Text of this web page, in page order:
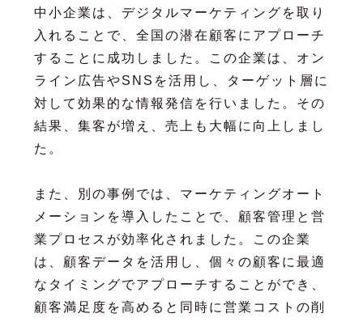
中小企業は、デジタルマーケティングを取り
入れることで、全国の潜在顧客にアプローチ
することに成功しました。この企業は、オン
ライン広告やSNSを活用し、ターゲット層に
対して効果的な情報発信を行いました。その
結果、集客が増え、売上も大幅に向上しまし
た。
また、別の事例では、マーケティングオート
メーションを導入したことで、顧客管理と営
業プロセスが効率化されました。この企業
は、顧客データを活用し、個々の顧客に最適
なタイミングでアプローチすることができ、
顧客満足度を高めると同時に営業コストの削